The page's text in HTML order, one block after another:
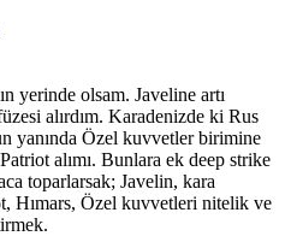
yerinde olsam. Javeline artı
alırdım. Karadenizde ki Rus
yanında Özel kuvvetler birimine
alımı. Bunlara ek deep strike
toparlarsak; Javelin, kara
Hımars, Özel kuvvetleri nitelik ve